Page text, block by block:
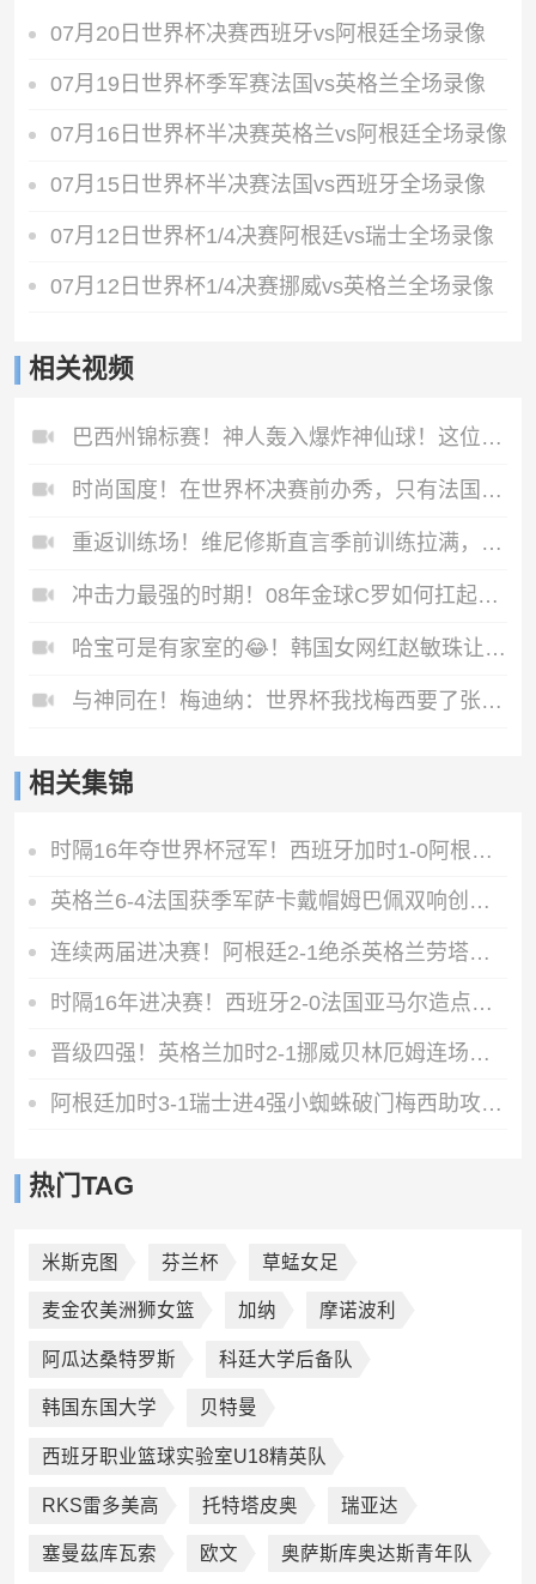
07月20日世界杯决赛西班牙vs阿根廷全场录像
07月19日世界杯季军赛法国vs英格兰全场录像
07月16日世界杯半决赛英格兰vs阿根廷全场录像
07月15日世界杯半决赛法国vs西班牙全场录像
07月12日世界杯1/4决赛阿根廷vs瑞士全场录像
07月12日世界杯1/4决赛挪威vs英格兰全场录像
相关视频
巴西州锦标赛！神人轰入爆炸神仙球！这位置射门简直不讲道理！
时尚国度！在世界杯决赛前办秀，只有法国人敢这么做！
重返训练场！维尼修斯直言季前训练拉满，积极备战新赛季
冲击力最强的时期！08年金球C罗如何扛起球队？
哈宝可是有家室的😂！韩国女网红赵敏珠让哈兰德飞吻被拒
与神同在！梅迪纳：世界杯我找梅西要了张照片，我得把它纹在身上
相关集锦
时隔16年夺世界杯冠军！西班牙加时1-0阿根廷费兰制胜恩佐染红
英格兰6-4法国获季军萨卡戴帽姆巴佩双响创纪录奥利塞2助+失良机
连续两届进决赛！阿根廷2-1绝杀英格兰劳塔罗恩佐破门梅西两助攻
时隔16年进决赛！西班牙2-0法国亚马尔造点奥亚萨瓦尔、波罗破门
晋级四强！英格兰加时2-1挪威贝林厄姆连场双响谢尔德鲁普破门
阿根廷加时3-1瑞士进4强小蜘蛛破门梅西助攻麦卡恩博洛假摔染红
热门TAG
米斯克图 芬兰杯 草蜢女足
麦金农美洲狮女篮 加纳 摩诺波利
阿瓜达桑特罗斯 科廷大学后备队
韩国东国大学 贝特曼
西班牙职业篮球实验室U18精英队
RKS雷多美高 托特塔皮奥 瑞亚达
塞曼茲库瓦索 欧文 奥萨斯库奥达斯青年队